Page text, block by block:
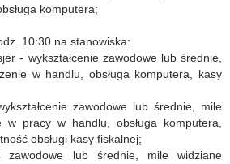
komputera;
10:30 na stanowiska:
- wykształcenie zawodowe lub średnie,
w handlu, obsługa komputera, kasy
zawodowe lub średnie, mile
w pracy w handlu, obsługa komputera,
obsługi kasy fiskalnej;
zawodowe lub średnie, mile widziane